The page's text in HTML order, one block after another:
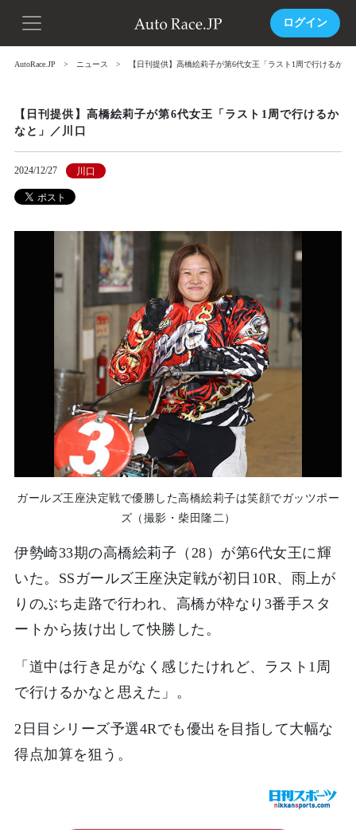
ログイン
AutoRace.JP ニュース 【日刊提供】高橋絵莉子が第6代女王「ラスト1周で行けるかな
【日刊提供】高橋絵莉子が第6代女王「ラスト1周で行けるか
なと」／川口
2024/12/27 川口
ガールズ王座決定戦で優勝した高橋絵莉子は笑顔でガッツポー
ズ（撮影・柴田隆二）
伊勢崎33期の高橋絵莉子（28）が第6代女王に輝
いた。SSガールズ王座決定戦が初日10R、雨上が
りのぶち走路で行われ、高橋が枠なり3番手スタ
ートから抜け出して快勝した。
「道中は行き足がなく感じたけれど、ラスト1周
で行けるかなと思えた」。
2日目シリーズ予選4Rでも優出を目指して大幅な
得点加算を狙う。